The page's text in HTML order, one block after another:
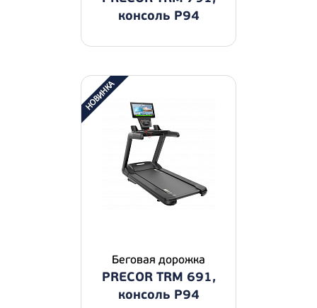
консоль P94
Беговая дорожка
PRECOR TRM 691,
консоль P94